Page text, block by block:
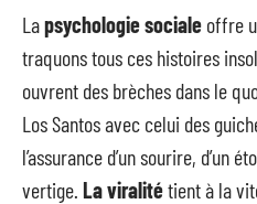
Lapsychologie sociale offre
traquons tous ces histoires
ouvrent des brèches dans le
Los Santos avec celui des
l’assurance d’un sourire, d’un
vertige. La viralitétient à la